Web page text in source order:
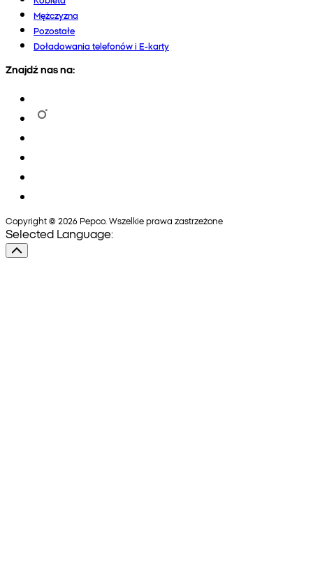
Mężczyzna
Pozostałe
Doładowania telefonów i E-karty
Znajdź nas na:
Copyright © 2026 Pepco. Wszelkie prawa zastrzeżone
Selected Language: